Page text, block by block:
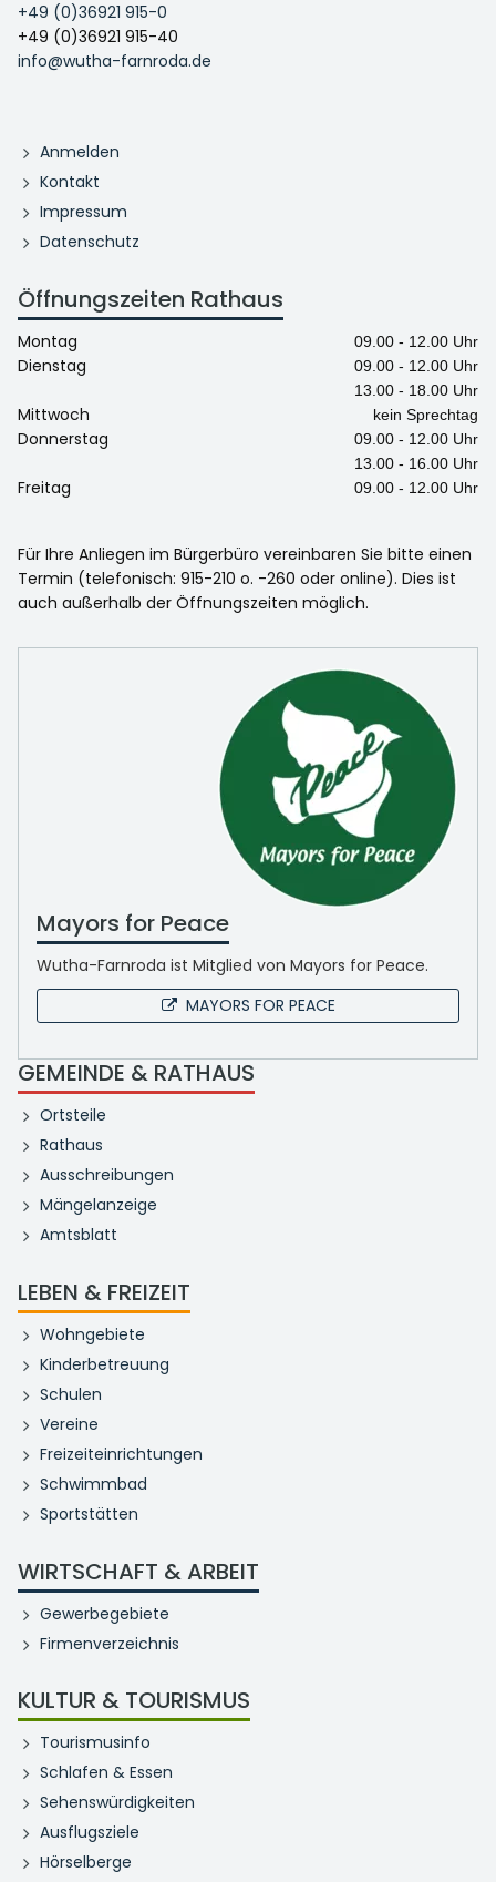
+49 (0)36921 915-0
+49 (0)36921 915-40
info@wutha-farnroda.de
Anmelden
Kontakt
Impressum
Datenschutz
Öffnungszeiten Rathaus
Montag 09.00 - 12.00 Uhr
Dienstag
09.00 - 12.00 Uhr
13.00 - 18.00 Uhr
Mittwoch kein Sprechtag
Donnerstag
09.00 - 12.00 Uhr
13.00 - 16.00 Uhr
Freitag 09.00 - 12.00 Uhr
Für Ihre Anliegen im Bürgerbüro vereinbaren Sie bitte einen
Termin (telefonisch: 915-210 o. -260 oder online). Dies ist
auch außerhalb der Öffnungszeiten möglich.
Mayors for Peace
Wutha-Farnroda ist Mitglied von Mayors for Peace.
MAYORS FOR PEACE
GEMEINDE & RATHAUS
Ortsteile
Rathaus
Ausschreibungen
Mängelanzeige
Amtsblatt
LEBEN & FREIZEIT
Wohngebiete
Kinderbetreuung
Schulen
Vereine
Freizeiteinrichtungen
Schwimmbad
Sportstätten
WIRTSCHAFT & ARBEIT
Gewerbegebiete
Firmenverzeichnis
KULTUR & TOURISMUS
Tourismusinfo
Schlafen & Essen
Sehenswürdigkeiten
Ausflugsziele
Hörselberge